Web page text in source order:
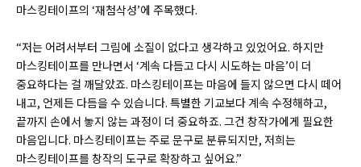
마스킹테이프의 ‘재첨삭성’에 주목했다.
“저는 어려서부터 그림에 소질이 없다고 생각하고 있었어요. 하지만
마스킹테이프를 만나면서 ‘계속 다듬고 다시 시도하는 마음’이 더
중요하다는 걸 깨달았죠. 마스킹테이프는 마음에 들지 않으면 다시 떼어
내고, 언제든 다듬을 수 있습니다. 특별한 기교보다 계속 수정해하고,
끝까지 손에서 놓지 않는 과정이 더 중요하죠. 그건 창작가에게 필요한
마음입니다. 마스킹테이프는 주로 문구로 분류되지만, 저희는
마스킹테이프를 창작의 도구로 확장하고 싶어요.”